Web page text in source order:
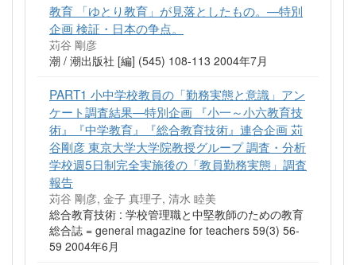
教育 「ゆとり教育」が見落としたもの。—特別
企画 検証・日本の争点。
苅谷 剛彦
潮 / 潮出版社 [編] (545) 108-113 2004年7月
PART1 小中学校教員の「勤務実態と意識」アン
ケート調査結果—特別企画 『小一～小六教育技
術』『中学教育』『総合教育技術』連合企画 苅
谷剛彦 東京大学大学院教授グループ 調査・分析
学校週5日制完全実施後の「教員勤務実態」調査
報告
苅谷 剛彦, 金子 真理子, 清水 睦美
総合教育技術 : 学校管理職と中堅教師のための教育
総合誌 = general magazine for teachers 59(3) 56-
59 2004年6月